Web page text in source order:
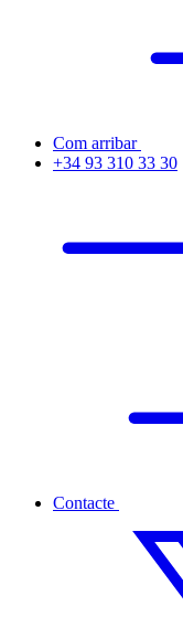
Com arribar
+34 93 310 33 30
Contacte